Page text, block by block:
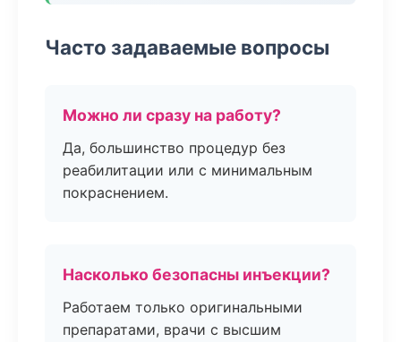
Часто задаваемые вопросы
Можно ли сразу на работу?
Да, большинство процедур без
реабилитации или с минимальным
покраснением.
Насколько безопасны инъекции?
Работаем только оригинальными
препаратами, врачи с высшим